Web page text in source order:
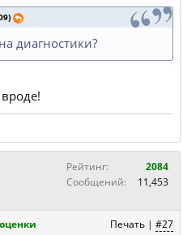
диагностики?
Рейтинг:
2084
Сообщений:
11,453
Печать | #27